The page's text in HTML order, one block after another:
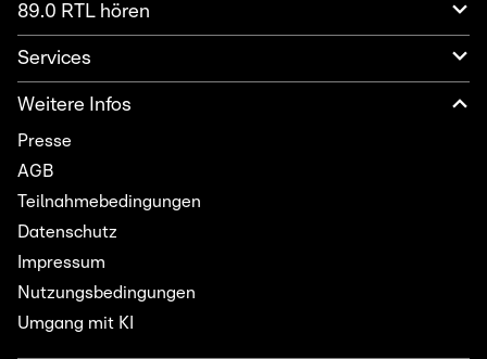
89.0 RTL hören
Services
Weitere Infos
Presse
AGB
Teilnahmebedingungen
Datenschutz
Impressum
Nutzungsbedingungen
Umgang mit KI